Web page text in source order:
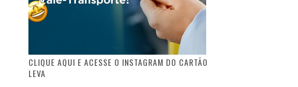
CLIQUE AQUI E ACESSE O INSTAGRAM DO CARTÃO
LEVA